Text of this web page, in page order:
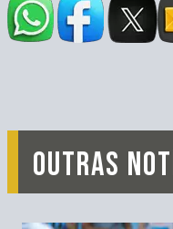
OUTRAS